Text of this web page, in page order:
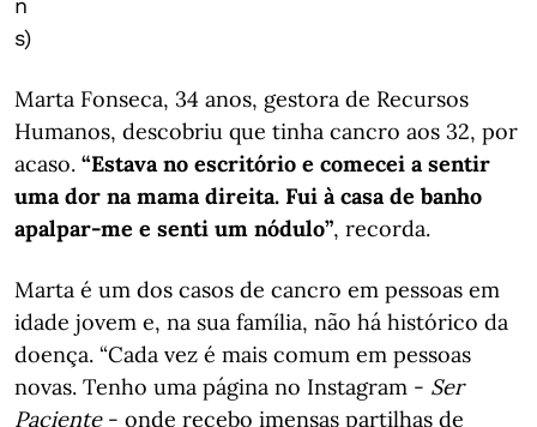
s)
Marta Fonseca, 34 anos, gestora de Recursos
Humanos, descobriu que tinha cancro aos 32, por
acaso. “Estava no escritório e comecei a sentir
uma dor na mama direita. Fui à casa de banho
apalpar-me e senti um nódulo”, recorda.
Marta é um dos casos de cancro em pessoas em
idade jovem e, na sua família, não há histórico da
doença. “Cada vez é mais comum em pessoas
novas. Tenho uma página no Instagram - Ser
Paciente- onde recebo imensas partilhas de